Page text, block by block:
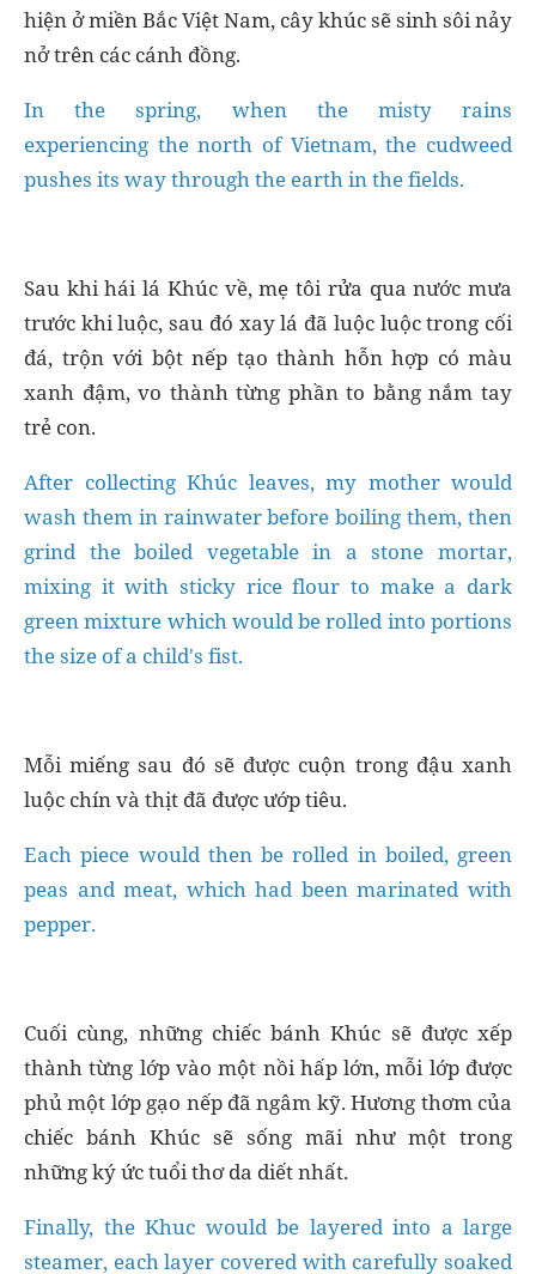
hiện ở miền Bắc Việt Nam, cây khúc sẽ sinh sôi nảy
nở trên các cánh đồng.
In the spring, when the misty rains
experiencing the north of Vietnam, the cudweed
pushes its way through the earth in the fields.
Sau khi hái lá Khúc về, mẹ tôi rửa qua nước mưa
trước khi luộc, sau đó xay lá đã luộc luộc trong cối
đá, trộn với bột nếp tạo thành hỗn hợp có màu
xanh đậm, vo thành từng phần to bằng nắm tay
trẻ con.
After collecting Khúc leaves, my mother would
wash them in rainwater before boiling them, then
grind the boiled vegetable in a stone mortar,
mixing it with sticky rice flour to make a dark
green mixture which would be rolled into portions
the size of a child's fist.
Mỗi miếng sau đó sẽ được cuộn trong đậu xanh
luộc chín và thịt đã được ướp tiêu.
Each piece would then be rolled in boiled, green
peas and meat, which had been marinated with
pepper.
Cuối cùng, những chiếc bánh Khúc sẽ được xếp
thành từng lớp vào một nồi hấp lớn, mỗi lớp được
phủ một lớp gạo nếp đã ngâm kỹ. Hương thơm của
chiếc bánh Khúc sẽ sống mãi như một trong
những ký ức tuổi thơ da diết nhất.
Finally, the Khuc would be layered into a large
steamer, each layer covered with carefully soaked